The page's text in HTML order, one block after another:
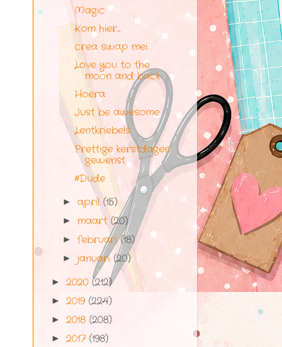
Magic
Kom hier.....
crea swap mei
Love you to the
moon and back
Hoera
Just be awesome
Lentkriebels
Prettige kerstdagen
gewenst
#Dude
►april(15)
►maart(20)
►februari(18)
►januari(20)
► 2020 (212)
► 2019 (224)
► 2018 (208)
► 2017 (198)